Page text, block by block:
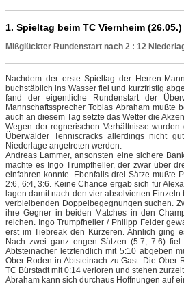
1. Spieltag beim TC Viernheim (26.05.)
Mißglückter Rundenstart nach 2 : 12
Nachdem der erste Spieltag der Herren-
buchstäblich ins Wasser fiel und kurzfristig
fand der eigentliche Rundenstart der
Mannschaftssprecher Tobias Abraham mußte
auch an diesem Tag setzte das Wetter die
Wegen der regnerischen Verhältnisse
Überwälder Tenniscracks allerdings nicht
Niederlage angetreten werden.
Andreas Lammer, ansonsten eine sichere
machte es Ingo Trumpfheller, der zwar über
einfahren konnte. Ebenfalls drei Sätze mußte
2:6, 6:4, 3:6. Keine Chance ergab sich für
lagen damit nach den vier absolvierten
verbleibenden Doppelbegegnungen suchen.
ihre Gegner in beiden Matches in den
reichen. Ingo Trumpfheller / Philipp Felder
erst im Tiebreak den Kürzeren. Ähnlich ging
Nach zwei ganz engen Sätzen (5:7, 7:6)
Abtsteinacher letztendlich mit 5:10 abgeben
Ober-Roden in Abtsteinach zu Gast. Die
TC Bürstadt mit 0:14 verloren und stehen
Abraham kann sich durchaus Hoffnungen auf